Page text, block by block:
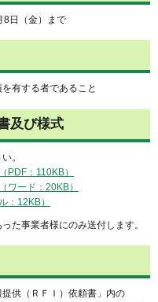
日（金）まで
有する者であること
及び様式
。
PDF：110KB）
ワード：20KB）
：12KB）
た事業者様にのみ送付します。
供（ＲＦＩ）依頼書」内の